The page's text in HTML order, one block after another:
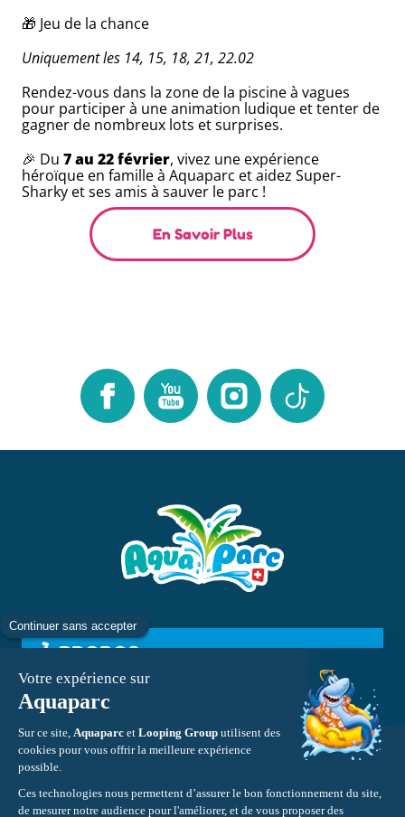
🎁 Jeu de la chance
Uniquement les 14, 15, 18, 21, 22.02
Rendez-vous dans la zone de la piscine à vagues
pour participer à une animation ludique et tenter de
gagner de nombreux lots et surprises.
🎉 Du 7 au 22 février, vivez une expérience
héroïque en famille à Aquaparc et aidez Super-
Sharky et ses amis à sauver le parc !
En Savoir Plus
Facebook Youtube Instagram
À PROPOS
INFORMATIONS
CONTACT